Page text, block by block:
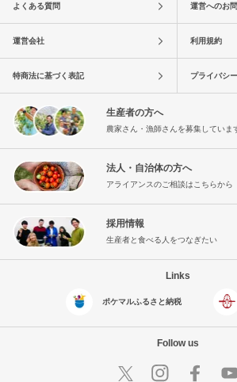
よくある質問 運営へのお
運営会社 利用規約
特商法に基づく表記 プライバシ
生産者の方へ
農家さん・漁師さんを募集していま
法人・自治体の方へ
アライアンスのご相談はこちらから
採用情報
生産者と食べる人をつなぎたい
Links
ポケマルふるさと納税
Follow us